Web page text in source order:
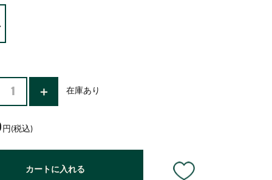
在庫あり
円(税込)
カートに入れる